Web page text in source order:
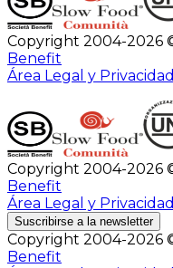
Copyright 2004-2026
Benefit
Área Legal y Privacidad
Copyright 2004-2026
Benefit
Área Legal y Privacidad
Suscribirse a la newsletter
Copyright 2004-2026
Benefit